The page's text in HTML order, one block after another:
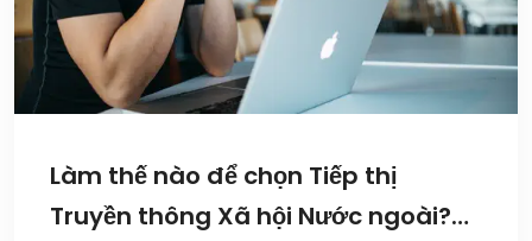
Làm thế nào để chọn Tiếp thị
Truyền thông Xã hội Nước ngoài?